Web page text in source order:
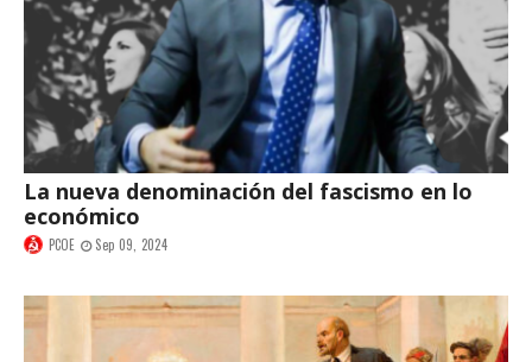
La nueva denominación del fascismo en lo
económico
PCOE Sep 09, 2024